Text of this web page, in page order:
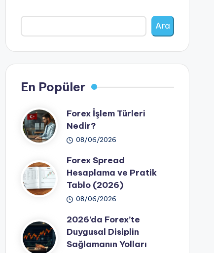
Ara
En Popüler
Forex İşlem Türleri
Nedir?
08/06/2026
Forex Spread
Hesaplama ve Pratik
Tablo (2026)
08/06/2026
2026’da Forex’te
Duygusal Disiplin
Sağlamanın Yolları